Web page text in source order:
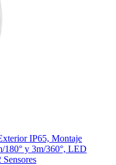
IP65, Montaje
180° y 3m/360°, LED